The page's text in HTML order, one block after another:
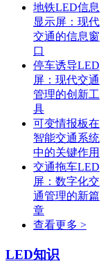
地铁LED信息
显示屏：现代
交通的信息窗
口
停车诱导LED
屏：现代交通
管理的创新工
具
可变情报板在
智能交通系统
中的关键作用
交通拖车LED
屏：数字化交
通管理的新篇
章
查看更多 >
LED知识